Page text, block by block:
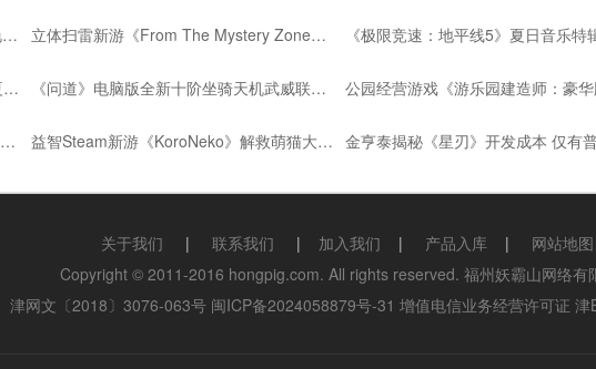
《最终幻想7:重生》7月壁纸赛菲罗斯惊艳亮相 立体扫雷新游《From The Mystery Zone》登陆Steam 《极限竞速：地平线5》夏日音乐特
《RE0》十周年纪念手游新PV公布 今年夏季上线 《问道》电脑版全新十阶坐骑天机武威联动紫禁城
《永恒蔚蓝：流光》新活动预告 可爱发射器登场 益智Steam新游《KoroNeko》解救萌猫大冒险
关于我们 | 联系我们 | 加入我们 | 产品入库 |
网站地图
Copyright © 2011-2016 hongpig.com. All rights reserved. 福州妖霸山网络有
津网文〔2018〕3076-063号 闽ICP备2024058879号-31 增值电信业务经营许可证